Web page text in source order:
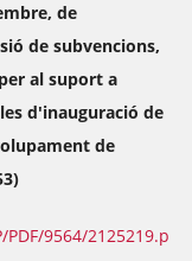
de
de subvencions,
al suport a
d'inauguració de
de
9564/2125219.p